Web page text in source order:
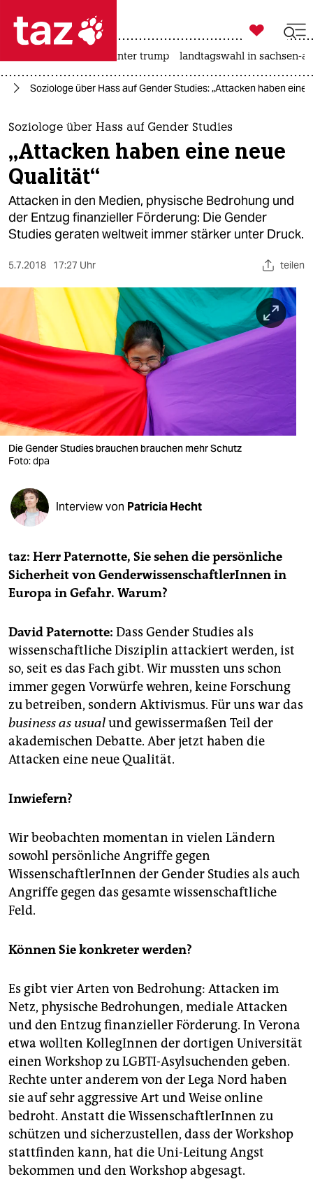
 taz zahl ich
taz zahl ich
themen
politik
öko
gesellschaft
sport
berlin
nord
wahrheit
verlag
verlag
veranstaltungen
shop
fragen & hilfe
abo
genossenschaft
epaper login

taz zahl ich
usa unter trump landtagswahl in sachsen-
Soziologe über Hass auf Gender Studies: „Attacken haben eine
Soziologe über Hass auf Gender Studies
„Attacken haben eine neue
Qualität“
Attacken in den Medien, physische Bedrohung und
der Entzug finanzieller Förderung: Die Gender
Studies geraten weltweit immer stärker unter Druck.
5.7.2018 17:27 Uhr teilen
Die Gender Studies brauchen brauchen mehr Schutz
Foto: dpa
Interview von Patricia Hecht
taz: Herr Paternotte, Sie sehen die persönliche
Sicherheit von GenderwissenschaftlerInnen in
Europa in Gefahr. Warum?
David Paternotte: Dass Gender Studies als
wissenschaftliche Disziplin attackiert werden, ist
so, seit es das Fach gibt. Wir mussten uns schon
immer gegen Vorwürfe wehren, keine Forschung
zu betreiben, sondern Aktivismus. Für uns war das
business as usualund gewissermaßen Teil der
akademischen Debatte. Aber jetzt haben die
Attacken eine neue Qualität.
Inwiefern?
Wir beobachten momentan in vielen Ländern
sowohl persönliche Angriffe gegen
WissenschaftlerInnen der Gender Studies als auch
Angriffe gegen das gesamte wissenschaftliche
Feld.
Können Sie konkreter werden?
Es gibt vier Arten von Bedrohung: Attacken im
Netz, physische Bedrohungen, mediale Attacken
und den Entzug finanzieller Förderung. In Verona
etwa wollten KollegInnen der dortigen Universität
einen Workshop zu LGBTI-Asylsuchenden geben.
Rechte unter anderem von der Lega Nord haben
sie auf sehr aggressive Art und Weise online
bedroht. Anstatt die WissenschaftlerInnen zu
schützen und sicherzustellen, dass der Workshop
stattfinden kann, hat die Uni-Leitung Angst
bekommen und den Workshop abgesagt.